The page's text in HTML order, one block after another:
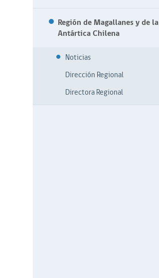
Región de Magallanes y de la
Antártica Chilena
Noticias
Dirección Regional
Directora Regional